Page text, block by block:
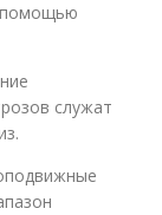
помощью
служат